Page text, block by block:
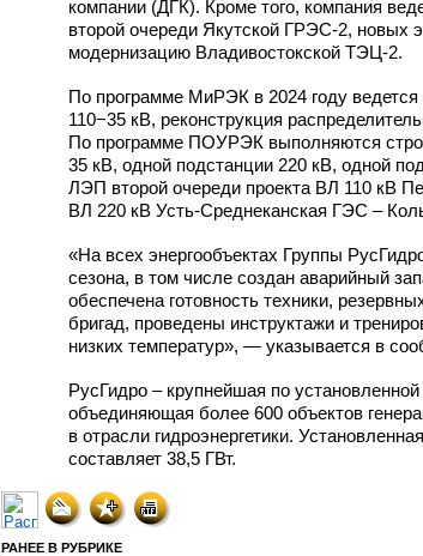
компании (ДГК). Кроме того, компания
второй очереди Якутской ГРЭС-2, новых
модернизацию Владивостокской ТЭЦ-2.
По программе МиРЭК в 2024 году
110−35 кВ, реконструкция
По программе ПОУРЭК выполняются
35 кВ, одной подстанции 220 кВ, одной
ЛЭП второй очереди проекта ВЛ 110 кВ
ВЛ 220 кВ Усть-Среднеканская ГЭС –
«На всех энергообъектах Группы
сезона, в том числе создан аварийный
обеспечена готовность техники,
бригад, проведены инструктажи и
низких температур», — указывается в
РусГидро – крупнейшая по
объединяющая более 600 объектов
в отрасли гидроэнергетики.
составляет 38,5 ГВт.
РАНЕЕ В РУБРИКЕ